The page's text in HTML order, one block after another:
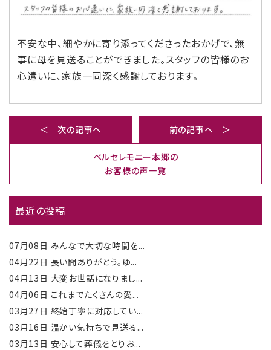
不安な中、細やかに寄り添ってくださったおかげで、無
事に母を見送ることができました。スタッフの皆様のお
心遣いに、家族一同深く感謝しております。
＜ 次の記事へ
ベルセレモニー本郷の
お客様の声一覧
前の記事へ ＞
最近の投稿
07月08日 みんなで大切な時間を...
04月22日 長い間ありがとう。ゆ...
04月13日 大変お世話になりまし...
04月06日 これまでたくさんの愛...
03月27日 終始丁寧に対応してい...
03月16日 温かい気持ちで見送る...
03月13日 安心して葬儀をとりお...